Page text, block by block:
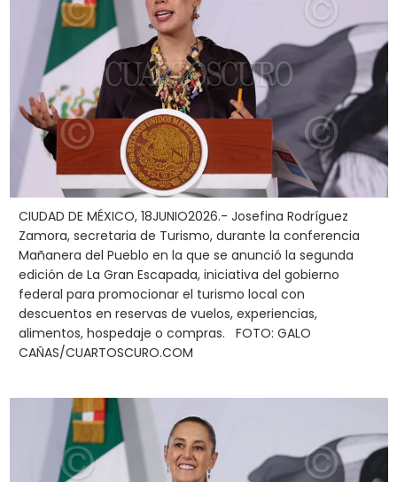
CIUDAD DE MÉXICO, 18JUNIO2026.- Josefina Rodríguez
Zamora, secretaria de Turismo, durante la conferencia
Mañanera del Pueblo en la que se anunció la segunda
edición de La Gran Escapada, iniciativa del gobierno
federal para promocionar el turismo local con
descuentos en reservas de vuelos, experiencias,
alimentos, hospedaje o compras. FOTO: GALO
CAÑAS/CUARTOSCURO.COM